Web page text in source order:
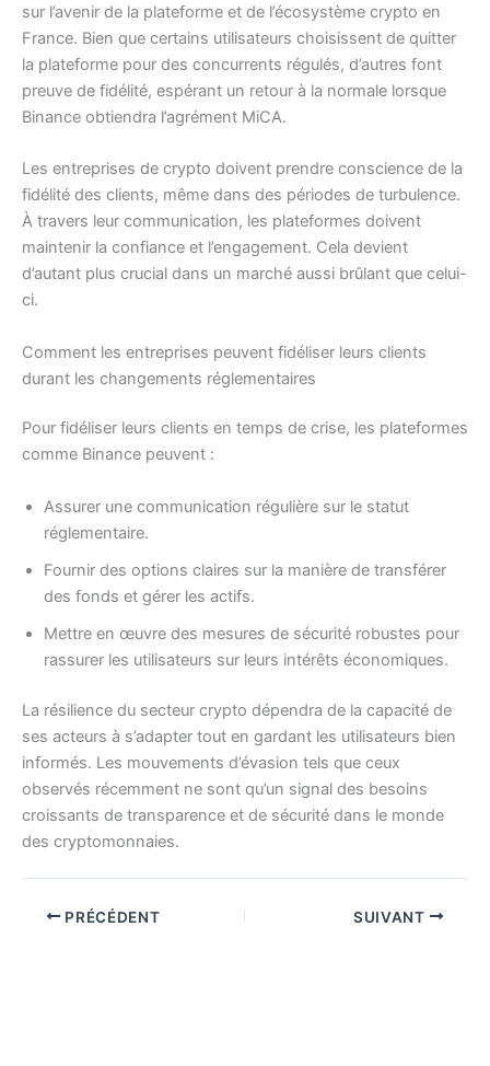
sur l’avenir de la plateforme et de l’écosystème crypto en
France. Bien que certains utilisateurs choisissent de quitter
la plateforme pour des concurrents régulés, d’autres font
preuve de fidélité, espérant un retour à la normale lorsque
Binance obtiendra l’agrément MiCA.
Les entreprises de crypto doivent prendre conscience de la
fidélité des clients, même dans des périodes de turbulence.
À travers leur communication, les plateformes doivent
maintenir la confiance et l’engagement. Cela devient
d’autant plus crucial dans un marché aussi brûlant que celui-
ci.
Comment les entreprises peuvent fidéliser leurs clients
durant les changements réglementaires
Pour fidéliser leurs clients en temps de crise, les plateformes
comme Binance peuvent :
Assurer une communication régulière sur le statut
réglementaire.
Fournir des options claires sur la manière de transférer
des fonds et gérer les actifs.
Mettre en œuvre des mesures de sécurité robustes pour
rassurer les utilisateurs sur leurs intérêts économiques.
La résilience du secteur crypto dépendra de la capacité de
ses acteurs à s’adapter tout en gardant les utilisateurs bien
informés. Les mouvements d’évasion tels que ceux
observés récemment ne sont qu’un signal des besoins
croissants de transparence et de sécurité dans le monde
des cryptomonnaies.
PRÉCÉDENT SUIVANT